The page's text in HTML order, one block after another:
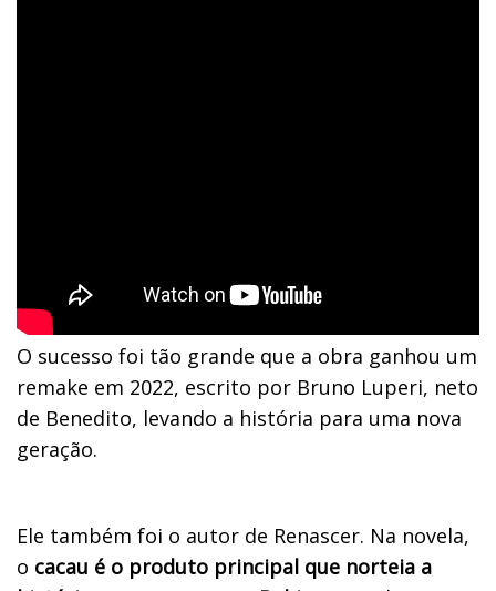
O sucesso foi tão grande que a obra ganhou um
remake em 2022, escrito por Bruno Luperi, neto
de Benedito, levando a história para uma nova
geração.
Ele também foi o autor de Renascer. Na novela,
o cacau é o produto principal que norteia a